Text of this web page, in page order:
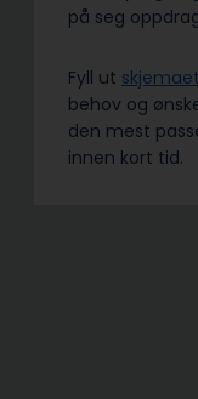
på seg
Fyll ut skjemaet
behov og
den mest
innen kort tid.